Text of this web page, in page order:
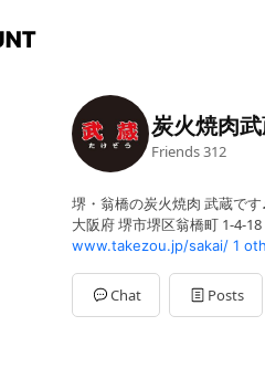
炭火焼肉
Friends312
堺・翁橋の炭火焼肉 武蔵です
大阪府 堺市堺区翁橋町 1-4-
www.takezou.jp/sakai/ 1
Chat Posts